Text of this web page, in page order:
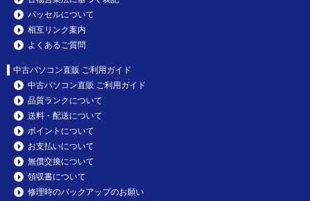
パッセルについて
相互リンク案内
よくあるご質問
中古パソコン直販 ご利用ガイド
中古パソコン直販 ご利用ガイド
品質ランクについて
送料・配送について
ポイントについて
お支払いについて
無償交換について
領収書について
修理時のバックアップのお願い